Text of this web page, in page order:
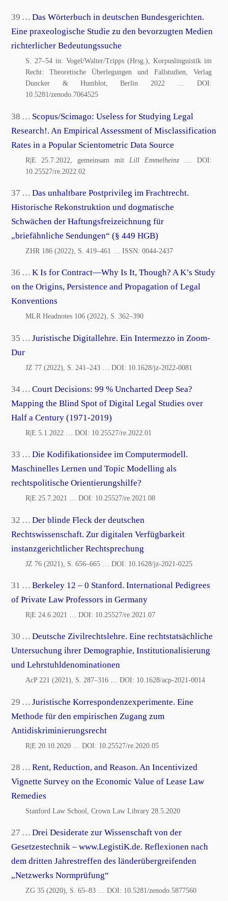
39 …Das Wörterbuch in deutschen Bundesgerichten.
Eine praxeologische Studie zu den bevorzugten Medien
richterlicher Bedeutungssuche
S. 27–54 in: Vogel/Walter/Tripps (Hrsg.), Korpuslinguistik im
Recht: Theoretische Überlegungen und Fallstudien, Verlag
Duncker & Humblot, Berlin 2022… DOI:
10.5281/zenodo.7064525
38 … Scopus/Scimago: Useless for Studying Legal
Research!. An Empirical Assessment of Misclassification
Rates in a Popular Scientometric Data Source
R|E 25.7.2022, gemeinsam mit Lill Emmelheinz … DOI:
10.25527/re.2022.02
37 …Das unhaltbare Postprivileg im Frachtrecht.
Historische Rekonstruktion und dogmatische
Schwächen der Haftungsfreizeichnung für
„briefähnliche Sendungen“ (§ 449 HGB)
ZHR 186 (2022), S. 419–461 … ISSN:0044-2437
36 …K Is for Contract―Why Is It, Though? A K’s Study
on the Origins, Persistence and Propagation of Legal
Konventions
MLR Headnotes 106 (2022), S. 362–390
35 …Juristische Digitallehre. Ein Intermezzo in Zoom-
Dur
JZ 77 (2022), S. 241–243 … DOI: 10.1628/jz-2022-0081
34 …Court Decisions: 99 % Uncharted Deep Sea?
Mapping the Blind Spot of Digital Legal Studies over
Half a Century (1971-2019)
R|E 5.1.2022 … DOI: 10.25527/re.2022.01
33 …Die Kodifikationsidee im Computermodell.
Maschinelles Lernen und Topic Modelling als
rechtspolitische Orientierungshilfe?
R|E 25.7.2021 … DOI: 10.25527/re.2021.08
32 …Der blinde Fleck der deutschen
Rechtswissenschaft. Zur digitalen Verfügbarkeit
instanzgerichtlicher Rechtsprechung
JZ 76 (2021), S. 656–665 … DOI: 10.1628/jz-2021-0225
31 …Berkeley 12 – 0 Stanford. International Pedigrees
of Private Law Professors in Germany
R|E 24.6.2021 … DOI: 10.25527/re.2021.07
30 …Deutsche Zivilrechtslehre. Eine rechtstatsächliche
Untersuchung ihrer Demographie, Institutionalisierung
und Lehrstuhldenominationen
AcP 221 (2021), S. 287–316 … DOI: 10.1628/acp-2021-0014
29 …Juristische Korrespondenzexperimente. Eine
Methode für den empirischen Zugang zum
Antidiskriminierungsrecht
R|E 20.10.2020 … DOI: 10.25527/re.2020.05
28 …Rent, Reduction, and Reason. An Incentivized
Vignette Survey on the Economic Value of Lease Law
Remedies
Stanford Law School, Crown Law Library 28.5.2020
27 …Drei Desiderate zur Wissenschaft von der
Gesetzestechnik – www.LegistiK.de. Reflexionen nach
dem dritten Jahrestreffen des länderübergreifenden
„Netzwerks Normprüfung“
ZG 35 (2020), S. 65–83 … DOI: 10.5281/zenodo.5877560